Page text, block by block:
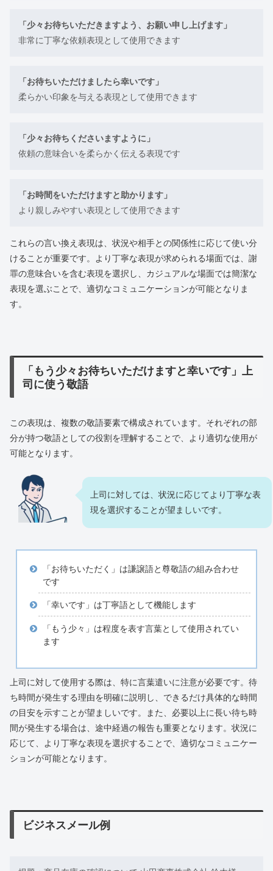
「少々お待ちいただきますよう、お願い申し上げます」
非常に丁寧な依頼表現として使用できます
「お待ちいただけましたら幸いです」
柔らかい印象を与える表現として使用できます
「少々お待ちくださいますように」
依頼の意味合いを柔らかく伝える表現です
「お時間をいただけますと助かります」
より親しみやすい表現として使用できます
これらの言い換え表現は、状況や相手との関係性に応じて使い分
けることが重要です。より丁寧な表現が求められる場面では、謝
罪の意味合いを含む表現を選択し、カジュアルな場面では簡潔な
表現を選ぶことで、適切なコミュニケーションが可能となりま
す。
「もう少々お待ちいただけますと幸いです」上
司に使う敬語
この表現は、複数の敬語要素で構成されています。それぞれの部
分が持つ敬語としての役割を理解することで、より適切な使用が
可能となります。
上司に対しては、状況に応じてより丁寧な表
現を選択することが望ましいです。
「お待ちいただく」は謙譲語と尊敬語の組み合わせ
です
「幸いです」は丁寧語として機能します
「もう少々」は程度を表す言葉として使用されてい
ます
上司に対して使用する際は、特に言葉遣いに注意が必要です。待
ち時間が発生する理由を明確に説明し、できるだけ具体的な時間
の目安を示すことが望ましいです。また、必要以上に長い待ち時
間が発生する場合は、途中経過の報告も重要となります。状況に
応じて、より丁寧な表現を選択することで、適切なコミュニケー
ションが可能となります。
ビジネスメール例